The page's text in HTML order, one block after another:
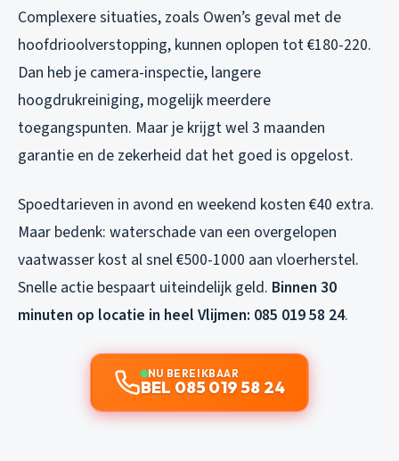
Complexere situaties, zoals Owen’s geval met de
hoofdrioolverstopping, kunnen oplopen tot €180-220.
Dan heb je camera-inspectie, langere
hoogdrukreiniging, mogelijk meerdere
toegangspunten. Maar je krijgt wel 3 maanden
garantie en de zekerheid dat het goed is opgelost.
Spoedtarieven in avond en weekend kosten €40 extra.
Maar bedenk: waterschade van een overgelopen
vaatwasser kost al snel €500-1000 aan vloerherstel.
Snelle actie bespaart uiteindelijk geld. Binnen 30
minuten op locatie in heel Vlijmen: 085 019 58 24.
NU BEREIKBAAR
BEL 085 019 58 24